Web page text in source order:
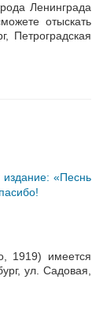
Ленинграда
отыскать
Петроградская
«Песнь
1919) имеется
ул. Садовая,